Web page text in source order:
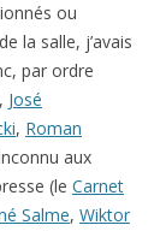
ou
la salle, j’avais
par ordre
, José
, Roman
aux
(le Carnet
Salme, Wiktor